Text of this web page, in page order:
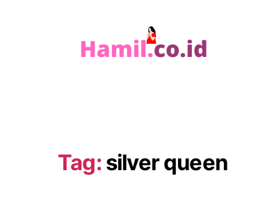
Tag:silver queen